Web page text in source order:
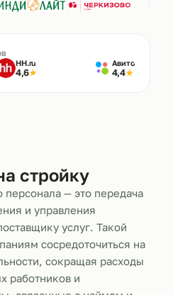
HH.ru
4,6★
Авито
4,4★
стройку
персонала — это передача
и управления
услуг. Такой
сосредоточиться на
сокращая расходы
работников и